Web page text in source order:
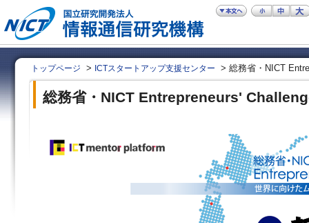
トップページ > ICTスタートアップ支援センター > 総務省・NICT
総務省・NICT Entrepreneurs'